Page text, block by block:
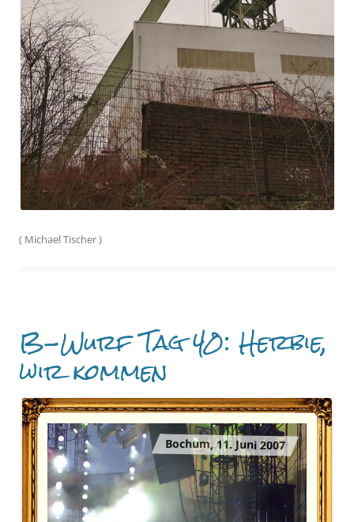
( Michael Tischer)
B-Wurf Tag 40: Herbie,
wir kommen
Bochum, 11. Juni 2007